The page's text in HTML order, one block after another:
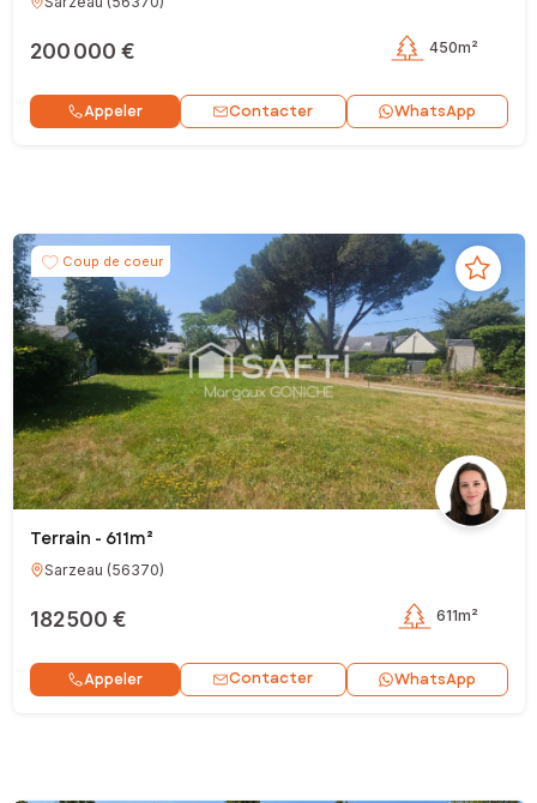
200 000 € 450m²
Appeler Contacter WhatsApp
Coup de coeur
Terrain - 611m²
Sarzeau (56370)
182 500 € 611m²
Appeler Contacter WhatsApp